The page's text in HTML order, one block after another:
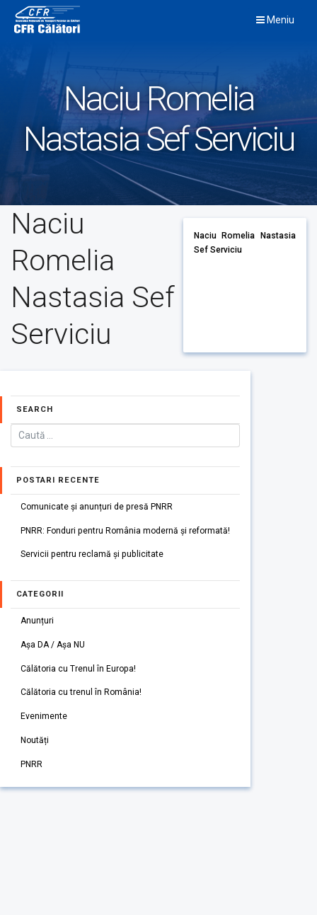
content
Meniu
Naciu Romelia
Nastasia Sef Serviciu
Naciu
Romelia
Nastasia Sef
Serviciu
Naciu Romelia Nastasia
Sef Serviciu
SEARCH
POSTARI RECENTE
Comunicate și anunțuri de presă PNRR
PNRR: Fonduri pentru România modernă și reformată!
Servicii pentru reclamă și publicitate
CATEGORII
Anunțuri
Așa DA / Așa NU
Călătoria cu Trenul în Europa!
Călătoria cu trenul în România!
Evenimente
Noutăți
PNRR